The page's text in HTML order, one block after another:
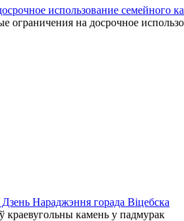
использование семейного
ограничения на досрочное
Нараджэння горада Віцебска
краевугольны камень у падмурак